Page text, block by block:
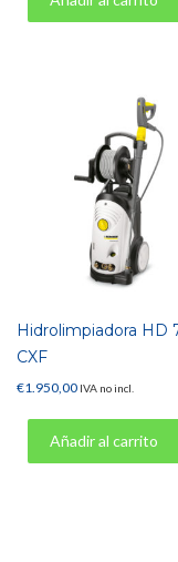
Hidrolimpiadora HD
CXF
€1.950,00 IVA no incl.
Añadir al carrito